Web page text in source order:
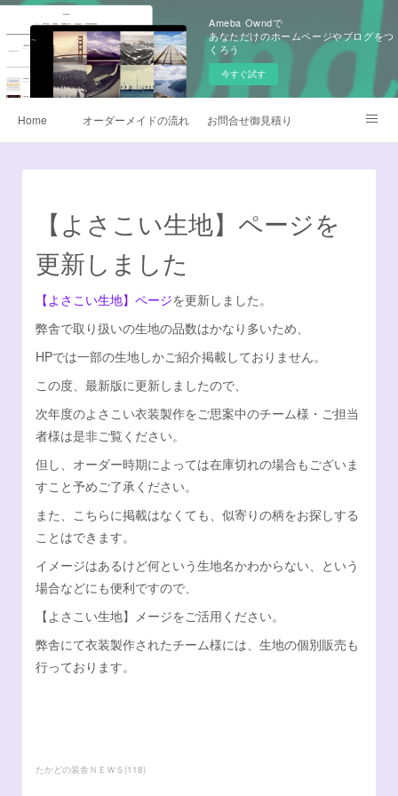
Ameba Owndで
あなただけのホームページやブログをつ
くろう
今すぐ試す
Home オーダーメイドの流れ お問合せ御見積り
よくあるQ&A
衣装サイズについて データご入稿について
チームロゴデザイン 衣装のお手入れ方法
他オーダーメイド衣装 デザイナー日記
Facebook オンラインSHOP
【よさこい生地】ページを
更新しました
【よさこい生地】ページを更新しました。
弊舎で取り扱いの生地の品数はかなり多いため、
HPでは一部の生地しかご紹介掲載しておりません。
この度、最新版に更新しましたので、
次年度のよさこい衣装製作をご思案中のチーム様・ご担当
者様は是非ご覧ください。
但し、オーダー時期によっては在庫切れの場合もございま
すこと予めご了承ください。
また、こちらに掲載はなくても、似寄りの柄をお探しする
ことはできます。
イメージはあるけど何という生地名かわからない、という
場合などにも便利ですので、
【よさこい生地】メージをご活用ください。
弊舎にて衣装製作されたチーム様には、生地の個別販売も
行っております。
たかどの装舎ＮＥＷＳ (118)